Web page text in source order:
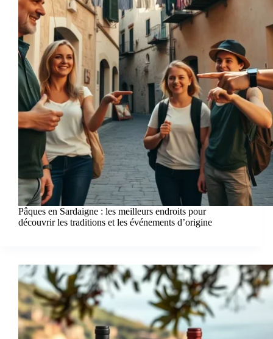
Pâques en Sardaigne : les meilleurs endroits pour
découvrir les traditions et les événements d’origine